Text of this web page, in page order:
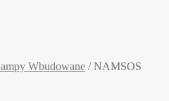
Wbudowane /NAMSOS